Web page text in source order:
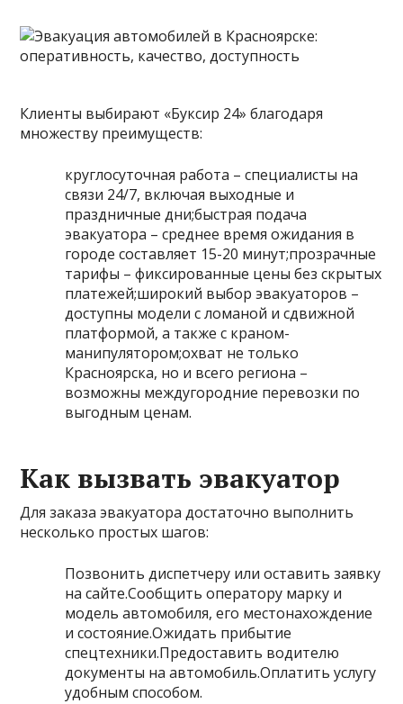
Клиенты выбирают «Буксир 24» благодаря
множеству преимуществ:
круглосуточная работа – специалисты на
связи 24/7, включая выходные и
праздничные дни;быстрая подача
эвакуатора – среднее время ожидания в
городе составляет 15-20 минут;прозрачные
тарифы – фиксированные цены без скрытых
платежей;широкий выбор эвакуаторов –
доступны модели с ломаной и сдвижной
платформой, а также с краном-
манипулятором;охват не только
Красноярска, но и всего региона –
возможны междугородние перевозки по
выгодным ценам.
Как вызвать эвакуатор
Для заказа эвакуатора достаточно выполнить
несколько простых шагов:
Позвонить диспетчеру или оставить заявку
на сайте.Сообщить оператору марку и
модель автомобиля, его местонахождение
и состояние.Ожидать прибытие
спецтехники.Предоставить водителю
документы на автомобиль.Оплатить услугу
удобным способом.